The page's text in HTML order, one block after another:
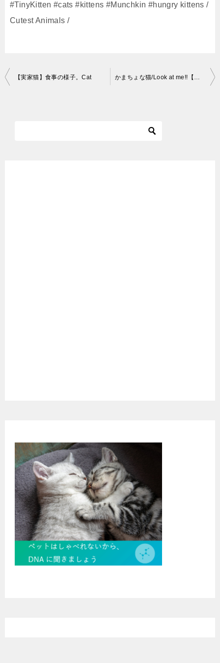
#TinyKitten​ #cats​​ #kittens​​ #Munchkin​​ #hungry​ kittens /
Cutest Animals /
投
【実家猫】食事の様子。Cat かまちょな猫/Look at me!!【ネコ動画】#shorts